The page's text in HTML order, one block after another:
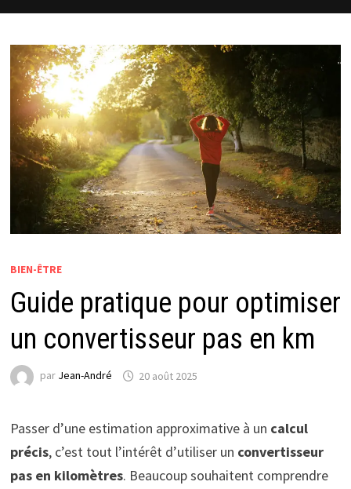
BIEN-ÊTRE
Guide pratique pour optimiser
un convertisseur pas en km
par Jean-André 20 août 2025
Passer d’une estimation approximative à un calcul
précis, c’est tout l’intérêt d’utiliser un convertisseur
pas en kilomètres. Beaucoup souhaitent comprendre